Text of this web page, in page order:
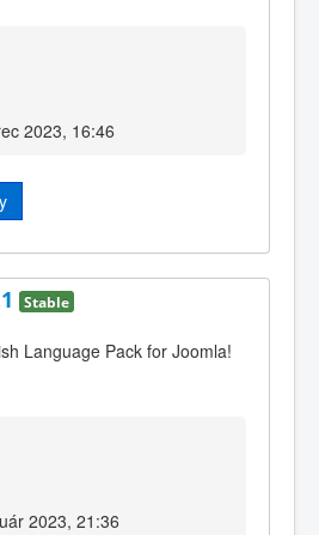
2023, 16:46
Stable
Language Pack for Joomla!
2023, 21:36